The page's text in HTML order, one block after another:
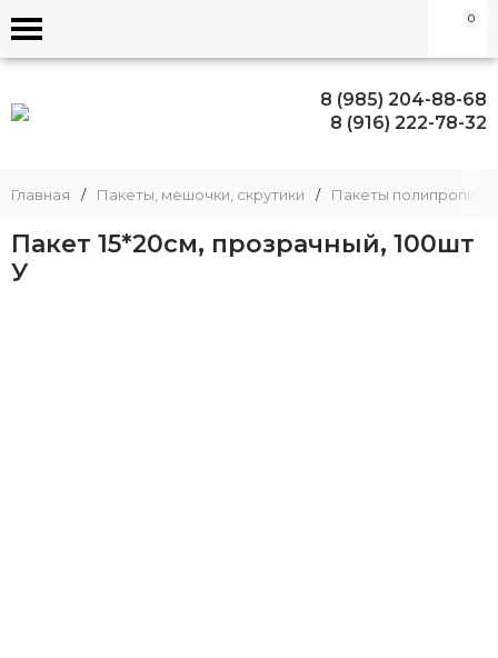
0
8 (985) 204-88-68
8 (916) 222-78-32
Главная / Пакеты, мешочки, скрутики / Пакеты
Пакет 15*20см, прозрачный, 100шт
У